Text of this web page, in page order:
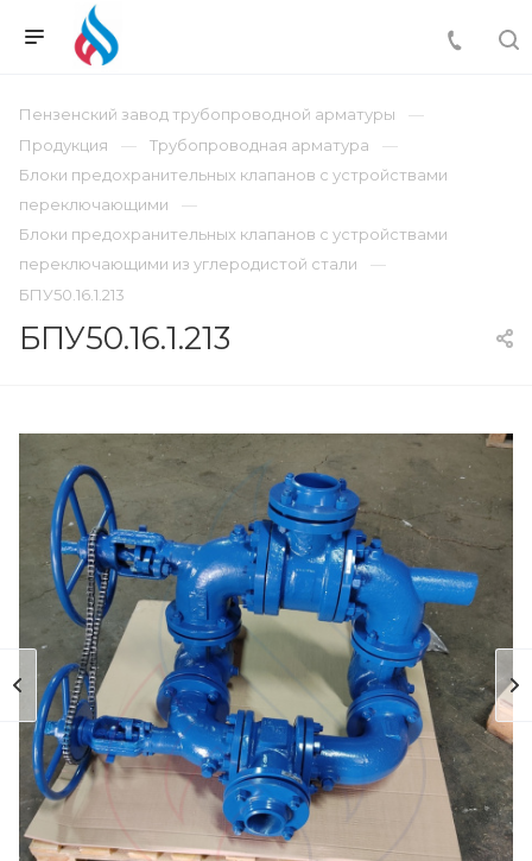
Пензенский завод трубопроводной арматуры
Продукция
Трубопроводная арматура
Блоки предохранительных клапанов с устройствами
переключающими
Блоки предохранительных клапанов с устройствами
переключающими из углеродистой стали
БПУ50.16.1.213
БПУ50.16.1.213